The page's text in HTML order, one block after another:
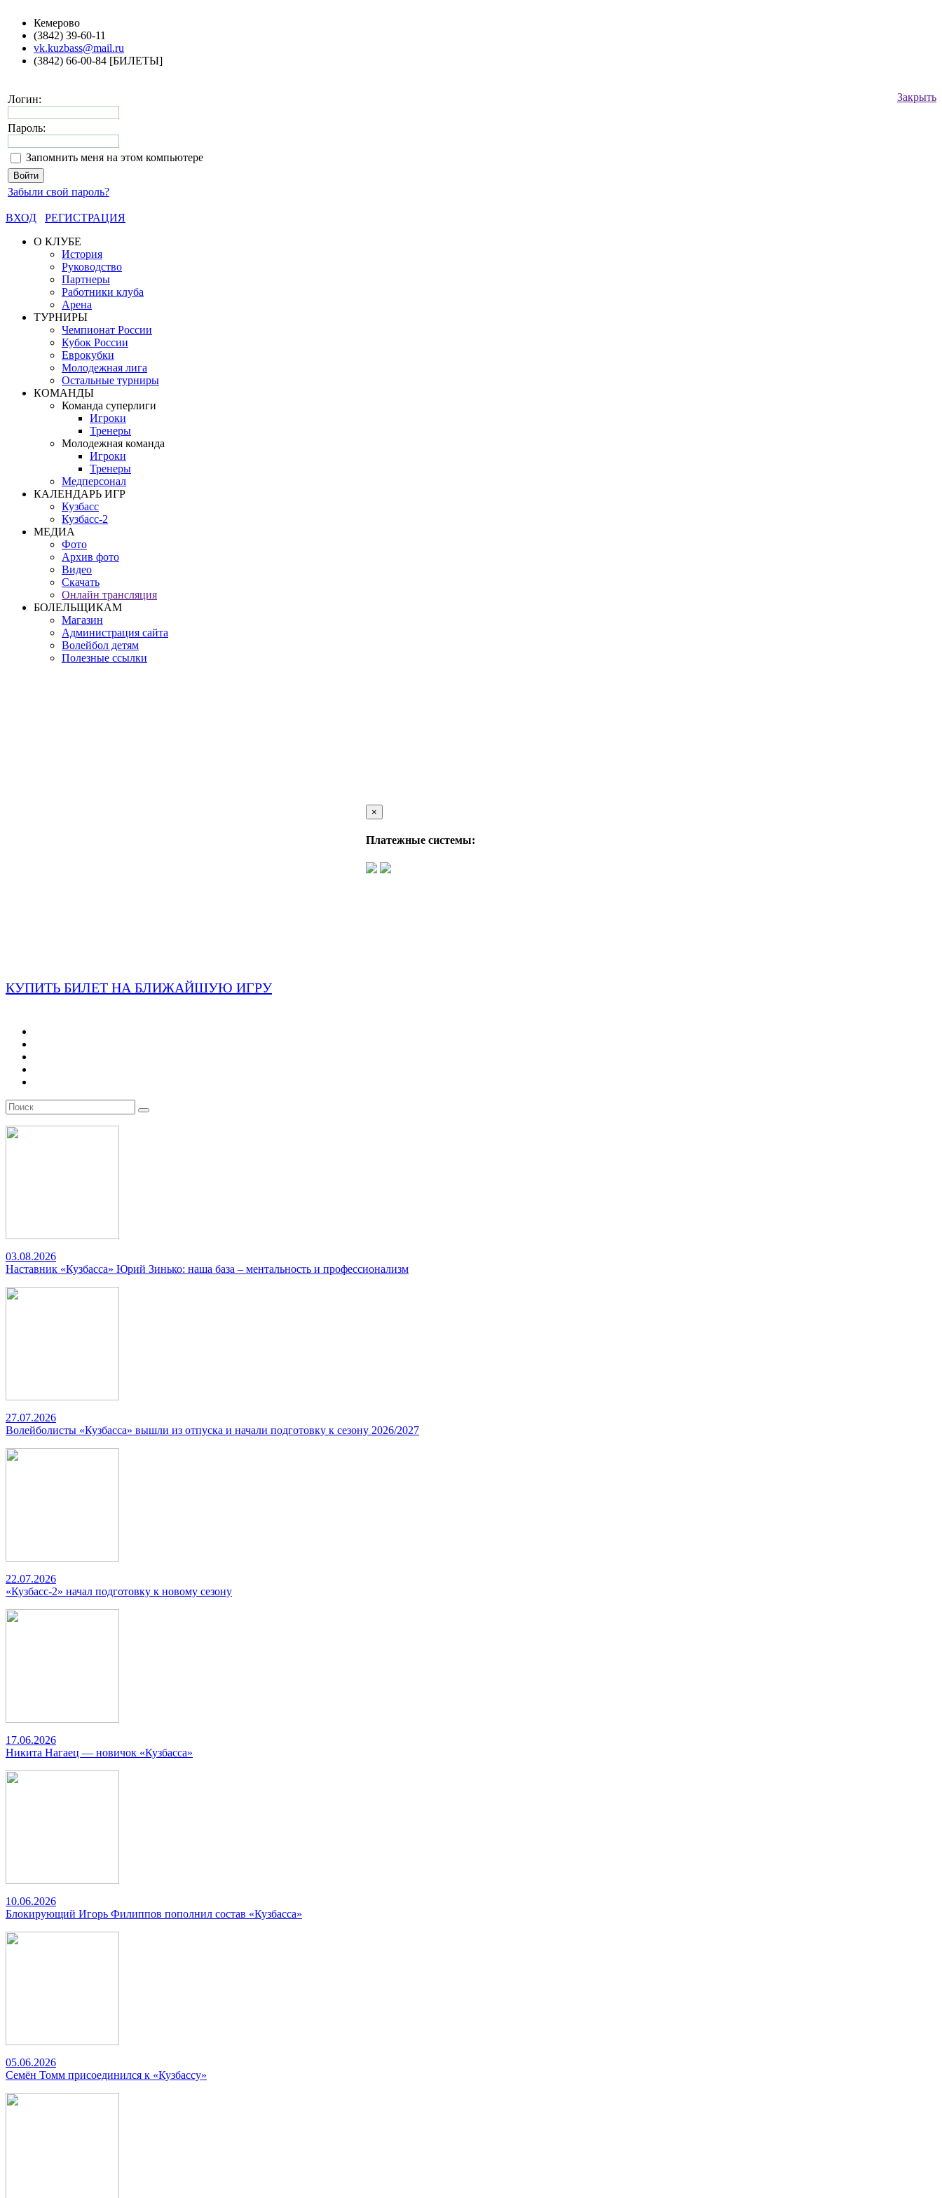
Кемерово
(3842) 39-60-11
vk.kuzbass@mail.ru
(3842) 66-00-84 [БИЛЕТЫ]
Закрыть
Логин:
Пароль:
Запомнить меня на этом компьютере
Забыли свой пароль?
ВХОД
РЕГИСТРАЦИЯ
О КЛУБЕ
История
Руководство
Партнеры
Работники клуба
Арена
ТУРНИРЫ
Чемпионат России
Кубок России
Еврокубки
Молодежная лига
Остальные турниры
КОМАНДЫ
Команда суперлиги
Игроки
Тренеры
Молодежная команда
Игроки
Тренеры
Медперсонал
КАЛЕНДАРЬ ИГР
Кузбасс
Кузбасс-2
МЕДИА
Фото
Архив фото
Видео
Скачать
Онлайн трансляция
БОЛЕЛЬЩИКАМ
Магазин
Администрация сайта
Волейбол детям
Полезные ссылки
×
Платежные системы:
КУПИТЬ БИЛЕТ НА БЛИЖАЙШУЮ ИГРУ
03.08.2026
Наставник «Кузбасса» Юрий Зинько: наша база – ментальность и профессионализм
27.07.2026
Волейболисты «Кузбасса» вышли из отпуска и начали подготовку к сезону 2026/2027
22.07.2026
«Кузбасс-2» начал подготовку к новому сезону
17.06.2026
Никита Нагаец — новичок «Кузбасса»
10.06.2026
Блокирующий Игорь Филиппов пополнил состав «Кузбасса»
05.06.2026
Семён Томм присоединился к «Кузбассу»